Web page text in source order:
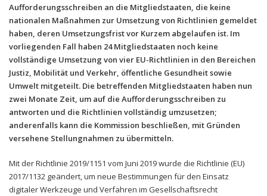
Aufforderungsschreiben an die Mitgliedstaaten, die keine
nationalen Maßnahmen zur Umsetzung von Richtlinien gemeldet
haben, deren Umsetzungsfrist vor Kurzem abgelaufen ist. Im
vorliegenden Fall haben 24 Mitgliedstaaten noch keine
vollständige Umsetzung von vier EU-Richtlinien in den Bereichen
Justiz, Mobilität und Verkehr, öffentliche Gesundheit sowie
Umwelt mitgeteilt. Die betreffenden Mitgliedstaaten haben nun
zwei Monate Zeit, um auf die Aufforderungsschreiben zu
antworten und die Richtlinien vollständig umzusetzen;
anderenfalls kann die Kommission beschließen, mit Gründen
versehene Stellungnahmen zu übermitteln.
Mit der Richtlinie 2019/1151 vom Juni 2019 wurde die Richtlinie (EU)
2017/1132 geändert, um neue Bestimmungen für den Einsatz
digitaler Werkzeuge und Verfahren im Gesellschaftsrecht